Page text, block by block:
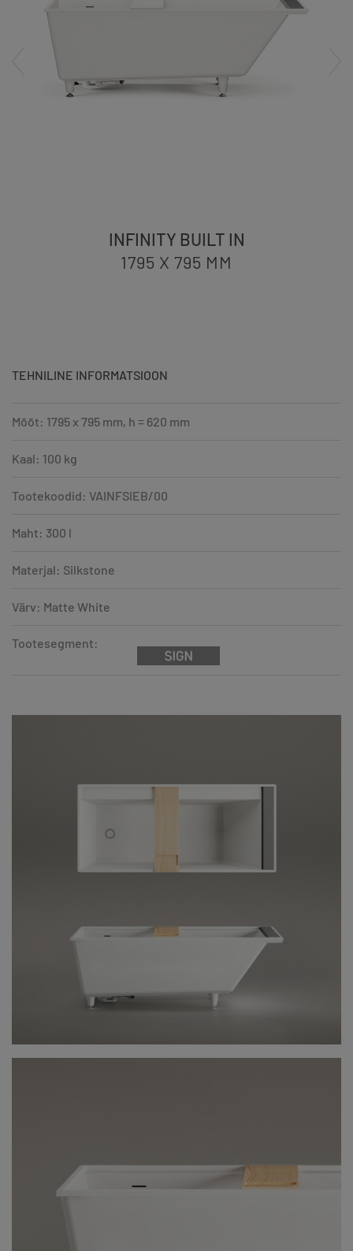
INFINITY BUILT IN
1795 X 795 MM
TEHNILINE INFORMATSIOON
Mõõt: 1795 x 795 mm, h = 620 mm
Kaal: 100 kg
Tootekoodid: VAINFSIEB/00
Maht: 300 l
Materjal: Silkstone
Värv: Matte White
Tootesegment: